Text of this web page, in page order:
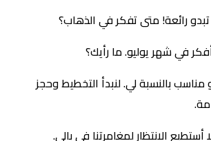
رائعة! متى تفكر في الذهاب؟
في شهر يوليو. ما رأيك؟
بالنسبة لي. لنبدأ التخطيط وحجز
الانتظار لمغامرتنا في بالي.